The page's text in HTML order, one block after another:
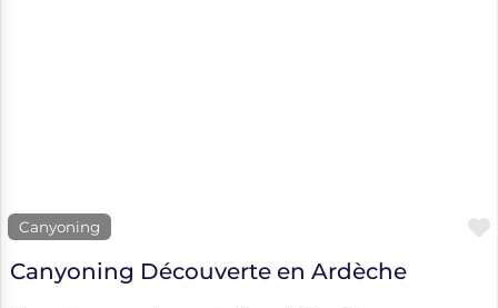
Canyoning
Canyoning Découverte en Ardèche